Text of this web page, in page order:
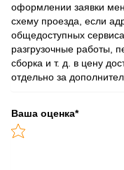
оформлении заявки
схему проезда, если
общедоступных
разгрузочные работы,
сборка и т. д. в цену
отдельно за
Ваша оценка*